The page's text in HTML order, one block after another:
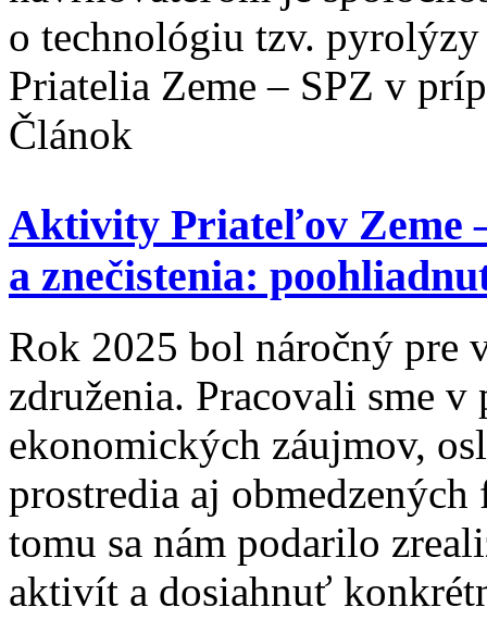
o technológiu tzv. pyrolýzy
Priatelia Zeme – SPZ v
Článok
Aktivity Priateľov Zeme
a znečistenia:
Rok 2025 bol náročný pre
združenia. Pracovali sme
ekonomických záujmov,
prostredia aj
tomu sa nám podarilo
aktivít a dosiahnuť